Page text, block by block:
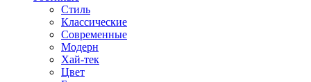
Стиль
Классические
Современные
Модерн
Хай-тек
Цвет